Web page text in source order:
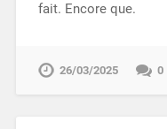
fait. Encore que.
26/03/2025 0